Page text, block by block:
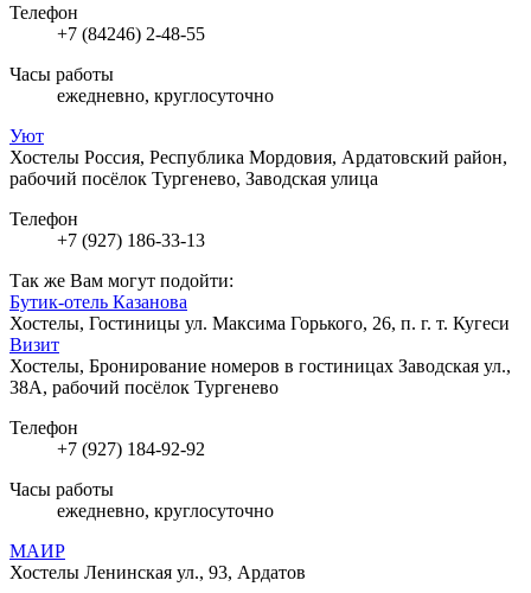
Телефон
+7 (84246) 2-48-55
Часы работы
ежедневно, круглосуточно
Уют
Хостелы Россия, Республика Мордовия, Ардатовский район,
рабочий посёлок Тургенево, Заводская улица
Телефон
+7 (927) 186-33-13
Так же Вам могут подойти:
Бутик-отель Казанова
Хостелы, Гостиницы ул. Максима Горького, 26, п. г. т. Кугеси
Визит
Хостелы, Бронирование номеров в гостиницах Заводская ул.,
38А, рабочий посёлок Тургенево
Телефон
+7 (927) 184-92-92
Часы работы
ежедневно, круглосуточно
МАИР
Хостелы Ленинская ул., 93, Ардатов